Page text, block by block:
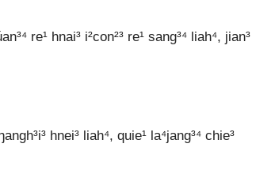
re¹ hnai³ i²con²³ re¹ sang³⁴ liah⁴, jian³
hnei³ liah⁴, quie¹ la⁴jang³⁴ chie³